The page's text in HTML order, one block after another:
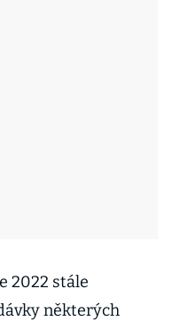
2022 stále
některých